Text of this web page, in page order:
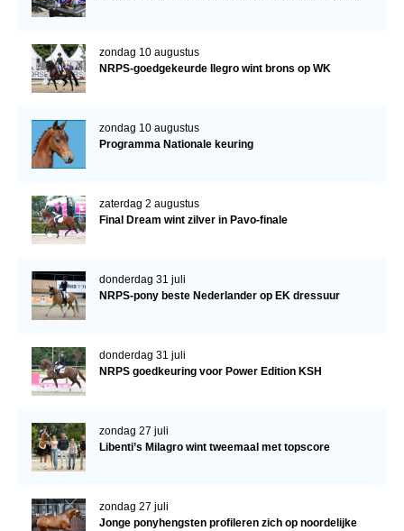
zondag 10 augustus
NRPS-goedgekeurde Ilegro wint brons op WK
zondag 10 augustus
Programma Nationale keuring
zaterdag 2 augustus
Final Dream wint zilver in Pavo-finale
donderdag 31 juli
NRPS-pony beste Nederlander op EK dressuur
donderdag 31 juli
NRPS goedkeuring voor Power Edition KSH
zondag 27 juli
Libenti’s Milagro wint tweemaal met topscore
zondag 27 juli
Jonge ponyhengsten profileren zich op noordelijke